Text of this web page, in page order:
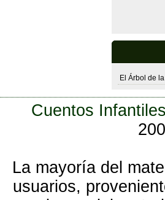
El Árbol de
Cuentos
La mayoría del
usuarios,